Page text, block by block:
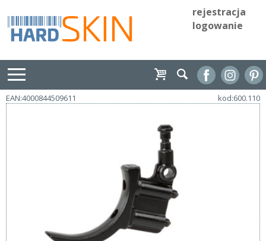
rejestracja
logowanie
EAN:4000844509611 kod:600.110